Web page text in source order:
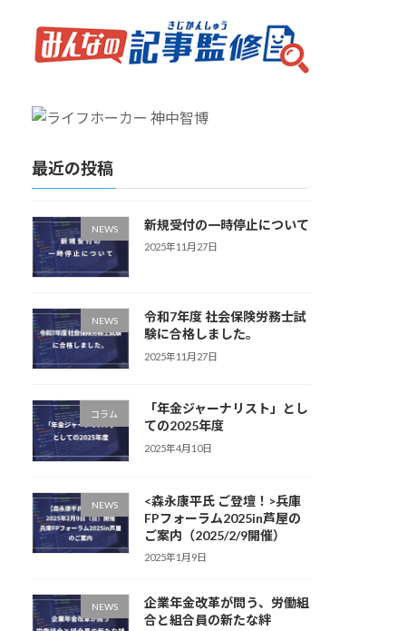
最近の投稿
NEWS 新規受付の一時停止について
2025年11月27日
NEWS
令和7年度 社会保険労務士試
験に合格しました。
2025年11月27日
コラム
「年金ジャーナリスト」とし
ての2025年度
2025年4月10日
NEWS
<森永康平氏 ご登壇！>兵庫
FPフォーラム2025in芦屋の
ご案内（2025/2/9開催）
2025年1月9日
NEWS
企業年金改革が問う、労働組
合と組合員の新たな絆